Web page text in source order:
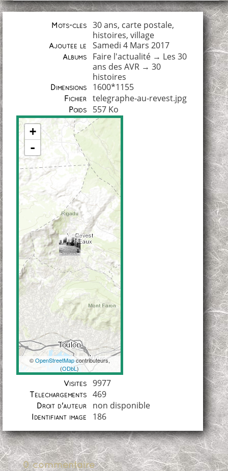
Mots-clés 30 ans, carte postale,
histoires, village
Ajoutée le Samedi 4 Mars 2017
Albums Faire l'actualité→ Les 30
ans des AVR→ 30
histoires
Dimensions 1600*1155
Fichier telegraphe-au-revest.jpg
Poids 557 Ko
Coordonnées
+
-
©OpenStreetMapcontributeurs,
(ODbL)
Visites 9977
Téléchargements 469
Droit d'auteur non disponible
Identifiant image 186
0 commentaire